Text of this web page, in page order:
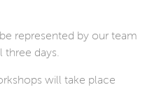
represented by our team
three days.
will take place